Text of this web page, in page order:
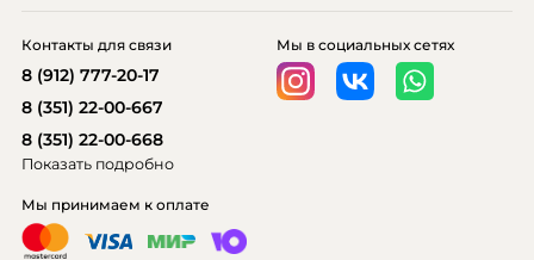
Мы принимаем к оплате
Мы в социальных сетях
Контакты для связи
8 (912) 777-20-17
8 (351) 22-00-667
8 (351) 22-00-668
Показать подробно